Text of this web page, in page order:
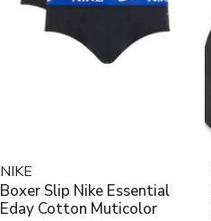
NIKE
Boxer Slip Nike Essential
Eday Cotton Muticolor